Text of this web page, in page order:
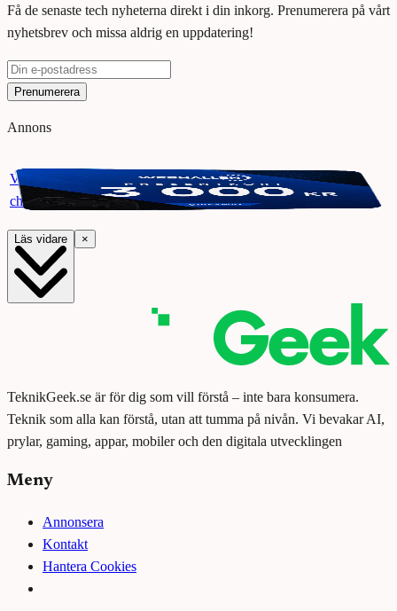
Få de senaste tech nyheterna direkt i din inkorg. Prenumerera på vårt
nyhetsbrev och missa aldrig en uppdatering!
Prenumerera
Annons
Vinn ett presentkort på Webhallen. Delta i vår giveaway för
chansen att vinna 3000 kr.
Läs vidare ×
TeknikGeek.se är för dig som vill förstå – inte bara konsumera.
Teknik som alla kan förstå, utan att tumma på nivån. Vi bevakar AI,
prylar, gaming, appar, mobiler och den digitala utvecklingen
Meny
Annonsera
Kontakt
Hantera Cookies